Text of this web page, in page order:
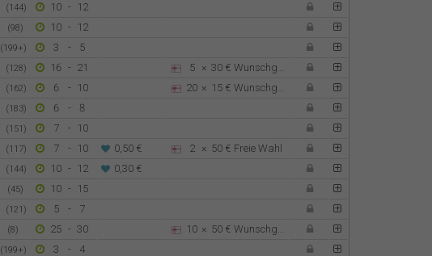
(144) 10 -
12
(98) 10 -
12
(199+) 3 -
5
(128) 16 - 21 5 × 30 € Wunschgutschein
(162) 6 - 10 20 × 15 € Wunschgutschein
(183) 6 -
8
(151) 7 -
10
(117) 7 - 10 0,50 € 2 × 50 € Freie Wahl
(144) 10 - 12
0,30 €
(45) 10 -
15
(121) 5 -
7
(8) 25 - 30 10 × 50 € Wunschgutschein
(199+) 3 -
4